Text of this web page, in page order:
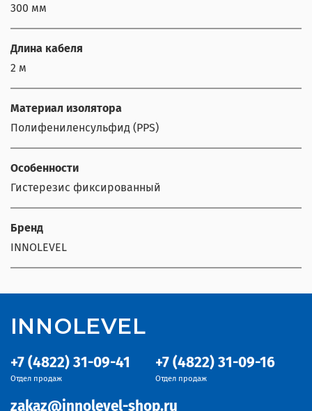
300 мм
Длина кабеля
2 м
Материал изолятора
Полифениленсульфид (PPS)
Особенности
Гистерезис фиксированный
Бренд
INNOLEVEL
+7 (4822) 31-09-41
Отдел продаж
+7 (4822) 31-09-16
Отдел продаж
zakaz@innolevel-shop.ru
INNOLEVEL